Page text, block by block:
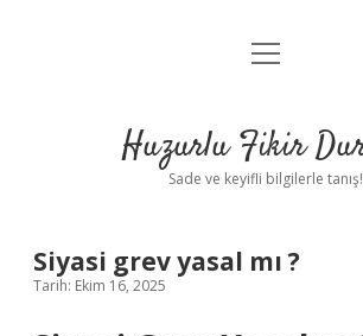
Anasayfa
Yasal Uyarı
menüyü
Huzurlu Fikir
Sade ve keyifli bilgilerle tanış!
Siyasi grev yasal mı ?
Tarih: Ekim 16, 2025